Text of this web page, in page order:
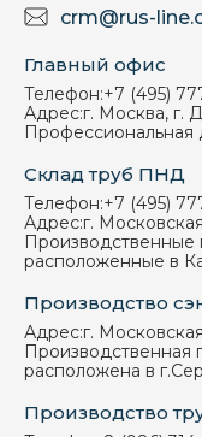
crm@rus-
Главный офис
Телефон:+7 (495)
Адрес:г. Москва, г.
Профессиональная
Склад труб ПНД
Телефон:+7 (495)
Адрес:г.
Производственные
расположенные в
Производство
Адрес:г.
Производственная
расположена в
Производство